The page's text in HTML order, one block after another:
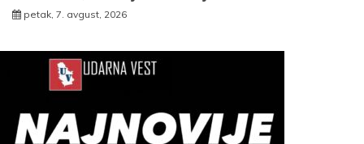
petak, 7. avgust, 2026